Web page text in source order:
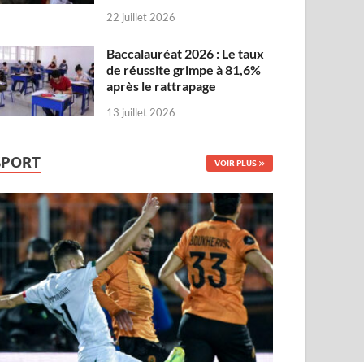
22 juillet 2026
Baccalauréat 2026 : Le taux
de réussite grimpe à 81,6%
après le rattrapage
13 juillet 2026
VOIR PLUS